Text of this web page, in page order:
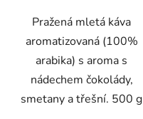
Pražená mletá káva
aromatizovaná (100%
arabika) s aroma s
nádechem čokolády,
smetany a třešní. 500 g